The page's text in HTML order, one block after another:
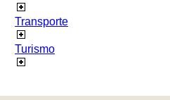
Transporte
Turismo